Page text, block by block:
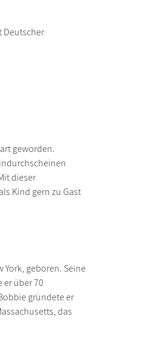
Deutscher
geworden.
dieser
Kind gern zu Gast
York, geboren. Seine
er über 70
gründete er
das